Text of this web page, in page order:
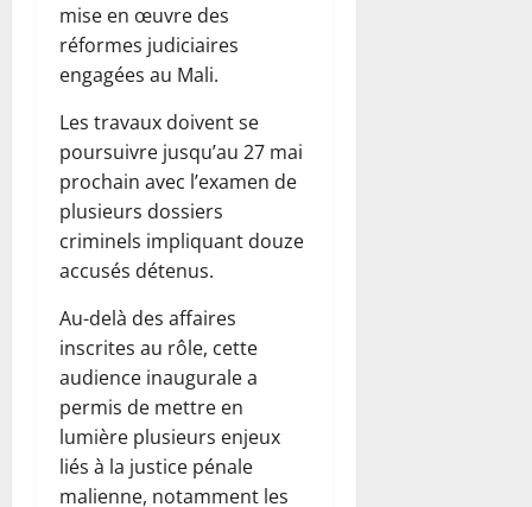
mise en œuvre des
réformes judiciaires
engagées au Mali.
Les travaux doivent se
poursuivre jusqu’au 27 mai
prochain avec l’examen de
plusieurs dossiers
criminels impliquant douze
accusés détenus.
Au-delà des affaires
inscrites au rôle, cette
audience inaugurale a
permis de mettre en
lumière plusieurs enjeux
liés à la justice pénale
malienne, notamment les